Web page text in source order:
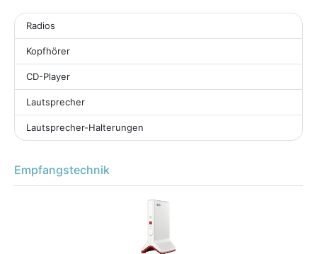
Radios
Kopfhörer
CD-Player
Lautsprecher
Lautsprecher-Halterungen
Empfangstechnik